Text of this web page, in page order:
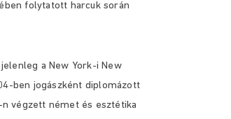
folytatott harcuk során
a New York-i New
ben jogászként diplomázott
n végzett német és esztétika